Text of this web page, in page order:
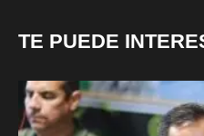
TE PUEDE